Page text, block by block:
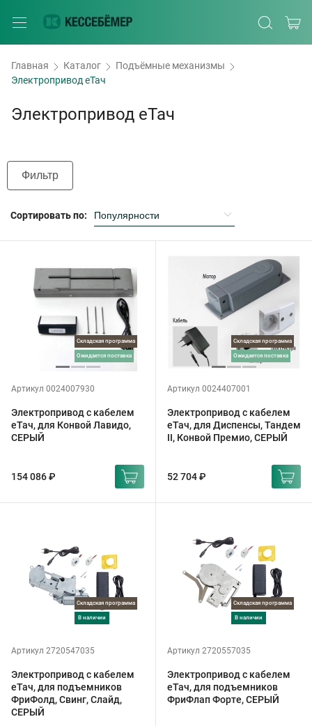
Главная Каталог
Подъёмные механизмы
Электропривод еТач
Электропривод еТач
Фильтр
Сортировать по:
Складская программа
ожидается поставка
Артикул 0024007930
Электропривод с кабелем
еТач, для Конвой Лавидо,
СЕРЫЙ
154 086 ₽
Складская программа
ожидается поставка
Артикул 0024407001
Электропривод с кабелем
еТач, для Диспенсы, Тандем
II, Конвой Премио, СЕРЫЙ
52 704 ₽
Складская программа
в наличии
Артикул 2720547035
Электропривод с кабелем
еТач, для подъемников
ФриФолд, Свинг, Слайд,
СЕРЫЙ
Складская программа
в наличии
Артикул 2720557035
Электропривод с кабелем
еТач, для подъемников
ФриФлап Форте, СЕРЫЙ